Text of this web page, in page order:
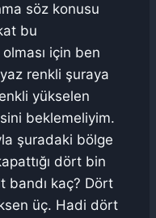
söz konusu
bu
için ben
renkli şuraya
yükselen
beklemeliyim.
şuradaki bölge
dört bin
bandı kaç? Dört
üç. Hadi dört